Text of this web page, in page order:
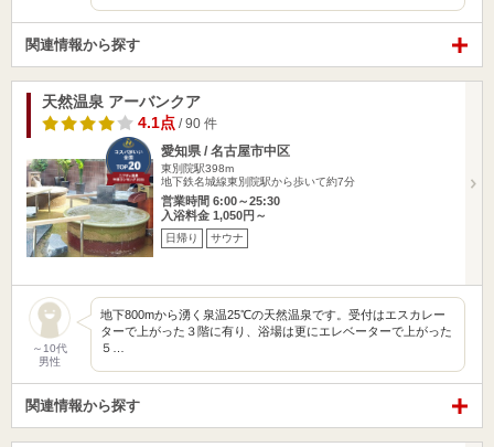
関連情報から探す
天然温泉 アーバンクア
4.1点 / 90 件
愛知県 / 名古屋市中区
東別院駅398m
地下鉄名城線東別院駅から歩いて約7分
営業時間 6:00～25:30
入浴料金 1,050円～
日帰り サウナ
～10代
男性
地下800mから湧く泉温25℃の天然温泉です。受付はエスカレー
ターで上がった３階に有り、浴場は更にエレベーターで上がった
５…
関連情報から探す